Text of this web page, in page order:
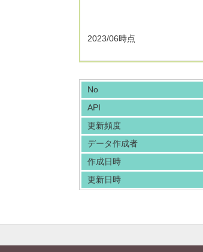
2023/06時点
No
API
更新頻度
データ作成者
作成日時
更新日時